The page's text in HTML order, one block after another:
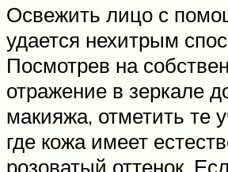
Освежить лицо с
удается нехитрым
Посмотрев на
отражение в зеркале
макияжа, отметить те
где кожа имеет
розоватый оттенок.